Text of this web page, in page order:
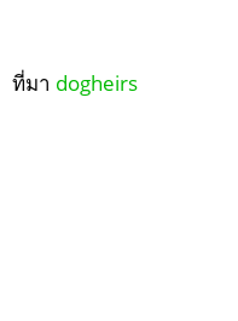
ที่มา dogheirs